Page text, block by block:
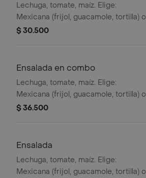
Lechuga, tomate, maíz. Elige:
Mexicana (frijol, guacamole, tortilla) o
Campestre (quesos, huevo, pepinillos)
alimentos de origen animal) + agua
$ 30.500
Ensalada en combo
Lechuga, tomate, maíz. Elige:
Mexicana (frijol, guacamole, tortilla) o
Campestre (quesos, huevo, pepinillos)
alimentos de origen animal) + papas
$ 36.500
Ensalada
Lechuga, tomate, maíz. Elige:
Mexicana (frijol, guacamole, tortilla) o